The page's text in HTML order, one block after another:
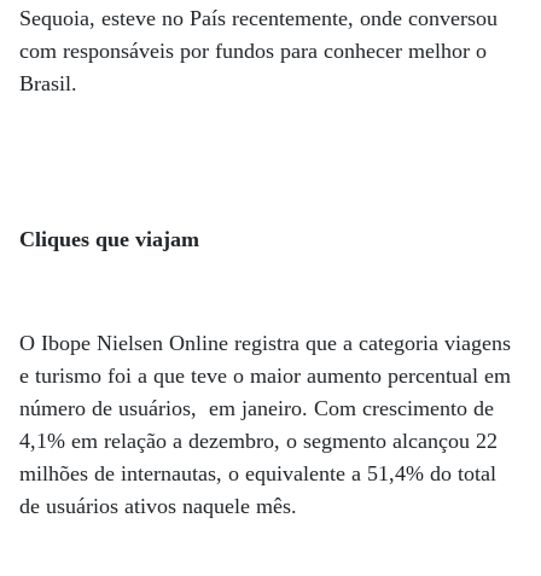
Sequoia, esteve no País recentemente, onde conversou
com responsáveis por fundos para conhecer melhor o
Brasil.
Cliques que viajam
O Ibope Nielsen Online registra que a categoria viagens
e turismo foi a que teve o maior aumento percentual em
número de usuários, em janeiro. Com crescimento de
4,1% em relação a dezembro, o segmento alcançou 22
milhões de internautas, o equivalente a 51,4% do total
de usuários ativos naquele mês.